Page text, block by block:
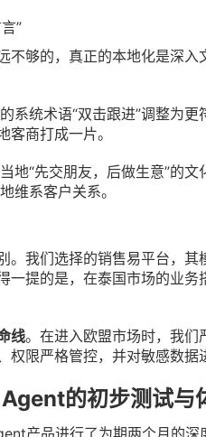
”
不够的，真正的本地化是深
系统术语“双击跟进”调整为
客商打成一片。
地“先交朋友，后做生意”的
维系客户关系。
。我们选择的销售易平台，
一提的是，在泰国市场的业
线。在进入欧盟市场时，我们
权限严格管控，并对敏感数据
的初步测试与